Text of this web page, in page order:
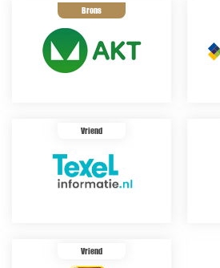
Brons
Vriend
Vriend